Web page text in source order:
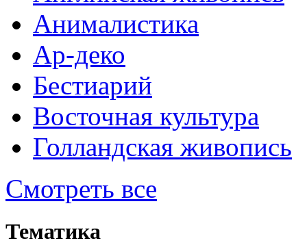
Анималистика
Ар-деко
Бестиарий
Восточная культура
Голландская живопись
Смотреть все
Тематика